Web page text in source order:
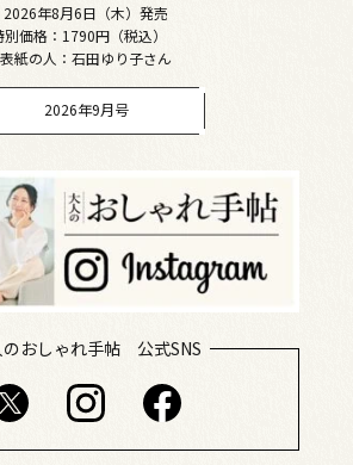
2026年8月6日（木）発売
別価格：1790円（税込）
表紙の人：石田ゆり子さん
2026年9月号
のおしゃれ手帖 公式SNS